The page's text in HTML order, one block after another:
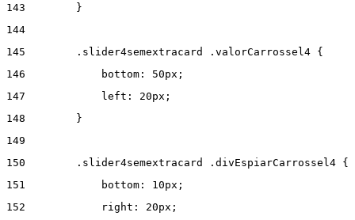
143
        }
144
145
        .slider4semextracard .valorCarrossel4 {
146
            bottom: 50px;
147
            left: 20px;
148
        }
149
150
        .slider4semextracard .divEspiarCarrossel4 {
151
            bottom: 10px;
152
            right: 20px;